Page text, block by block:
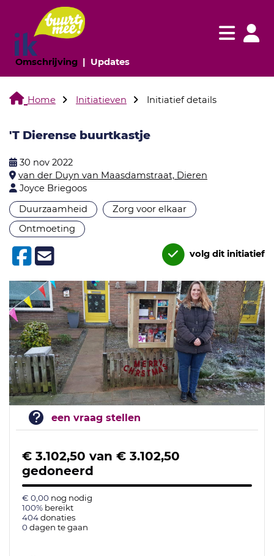
Omschrijving(huidige pagina)
Updates(huidige pagina)
Navigatie
Home Initiatieven Initiatief details
'T Dierense buurtkastje
30 nov 2022
van der Duyn van Maasdamstraat, Dieren
Joyce Briegoos
Duurzaamheid
Zorg voor elkaar
Ontmoeting
volg dit initiatief
een vraag stellen
€ 3.102,50 van € 3.102,50
gedoneerd
€ 0,00 nog nodig
100% bereikt
404donaties
0dagen te gaan